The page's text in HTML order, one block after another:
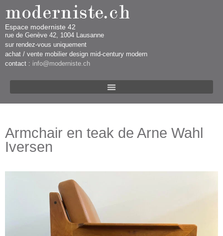
Espace moderniste 42
rue d​​​​e Genève 42, 1004 Lausanne​​
sur rendez-vous uniquement ​​​
​achat / vente mobilier design mid-century modern
contact : info@moderniste.ch
Armchair en teak de Arne Wahl
Iversen